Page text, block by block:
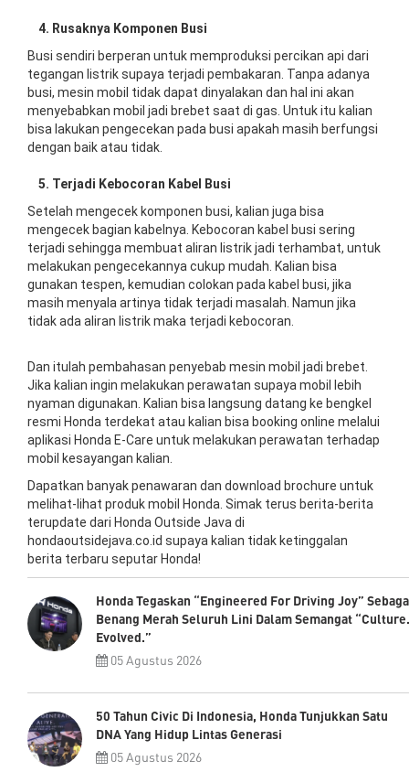
4. Rusaknya Komponen Busi
Busi sendiri berperan untuk memproduksi percikan api dari
tegangan listrik supaya terjadi pembakaran. Tanpa adanya
busi, mesin mobil tidak dapat dinyalakan dan hal ini akan
menyebabkan mobil jadi brebet saat di gas. Untuk itu kalian
bisa lakukan pengecekan pada busi apakah masih berfungsi
dengan baik atau tidak.
5. Terjadi Kebocoran Kabel Busi
Setelah mengecek komponen busi, kalian juga bisa
mengecek bagian kabelnya. Kebocoran kabel busi sering
terjadi sehingga membuat aliran listrik jadi terhambat, untuk
melakukan pengecekannya cukup mudah. Kalian bisa
gunakan tespen, kemudian colokan pada kabel busi, jika
masih menyala artinya tidak terjadi masalah. Namun jika
tidak ada aliran listrik maka terjadi kebocoran.
Dan itulah pembahasan penyebab mesin mobil jadi brebet.
Jika kalian ingin melakukan perawatan supaya mobil lebih
nyaman digunakan. Kalian bisa langsung datang ke bengkel
resmi Honda terdekat atau kalian bisa booking online melalui
aplikasi Honda E-Care untuk melakukan perawatan terhadap
mobil kesayangan kalian.
Dapatkan banyak penawaran dan download brochure untuk
melihat-lihat produk mobil Honda. Simak terus berita-berita
terupdate dari Honda Outside Java di
hondaoutsidejava.co.id supaya kalian tidak ketinggalan
berita terbaru seputar Honda!
Honda Tegaskan “Engineered For Driving Joy”
Benang Merah Seluruh Lini Dalam Semangat “Culture.
Evolved.”
05 Agustus 2026
50 Tahun Civic Di Indonesia, Honda Tunjukkan Satu
DNA Yang Hidup Lintas Generasi
05 Agustus 2026